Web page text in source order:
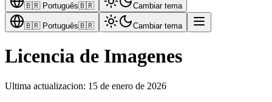
🇧🇷 Português🇧🇷 Cambiar tema
🇧🇷 Português🇧🇷 Cambiar tema
Licencia de Imagenes
Ultima actualizacion: 15 de enero de 2026